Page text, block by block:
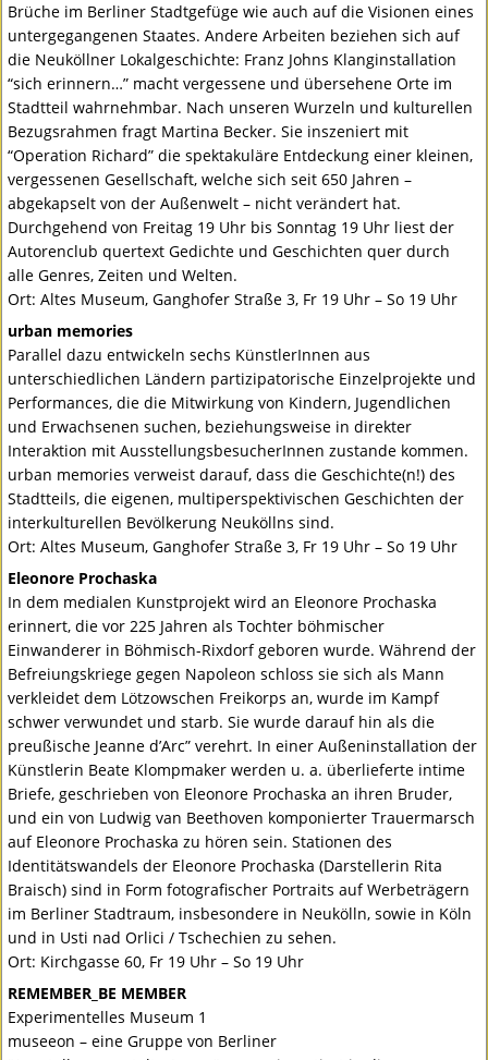
Brüche im Berliner Stadtgefüge wie auch auf die Visionen eines
untergegangenen Staates. Andere Arbeiten beziehen sich auf
die Neuköllner Lokalgeschichte: Franz Johns Klanginstallation
“sich erinnern…” macht vergessene und übersehene Orte im
Stadtteil wahrnehmbar. Nach unseren Wurzeln und kulturellen
Bezugsrahmen fragt Martina Becker. Sie inszeniert mit
“Operation Richard” die spektakuläre Entdeckung einer kleinen,
vergessenen Gesellschaft, welche sich seit 650 Jahren –
abgekapselt von der Außenwelt – nicht verändert hat.
Durchgehend von Freitag 19 Uhr bis Sonntag 19 Uhr liest der
Autorenclub quertext Gedichte und Geschichten quer durch
alle Genres, Zeiten und Welten.
Ort: Altes Museum, Ganghofer Straße 3, Fr 19 Uhr – So 19 Uhr
urban memories
Parallel dazu entwickeln sechs KünstlerInnen aus
unterschiedlichen Ländern partizipatorische Einzelprojekte und
Performances, die die Mitwirkung von Kindern, Jugendlichen
und Erwachsenen suchen, beziehungsweise in direkter
Interaktion mit AusstellungsbesucherInnen zustande kommen.
urban memories verweist darauf, dass die Geschichte(n!) des
Stadtteils, die eigenen, multiperspektivischen Geschichten der
interkulturellen Bevölkerung Neuköllns sind.
Ort: Altes Museum, Ganghofer Straße 3, Fr 19 Uhr – So 19 Uhr
Eleonore Prochaska
In dem medialen Kunstprojekt wird an Eleonore Prochaska
erinnert, die vor 225 Jahren als Tochter böhmischer
Einwanderer in Böhmisch-Rixdorf geboren wurde. Während der
Befreiungskriege gegen Napoleon schloss sie sich als Mann
verkleidet dem Lötzowschen Freikorps an, wurde im Kampf
schwer verwundet und starb. Sie wurde darauf hin als die
preußische Jeanne d’Arc” verehrt. In einer Außeninstallation der
Künstlerin Beate Klompmaker werden u. a. überlieferte intime
Briefe, geschrieben von Eleonore Prochaska an ihren Bruder,
und ein von Ludwig van Beethoven komponierter Trauermarsch
auf Eleonore Prochaska zu hören sein. Stationen des
Identitätswandels der Eleonore Prochaska (Darstellerin Rita
Braisch) sind in Form fotografischer Portraits auf Werbeträgern
im Berliner Stadtraum, insbesondere in Neukölln, sowie in Köln
und in Usti nad Orlici / Tschechien zu sehen.
Ort: Kirchgasse 60, Fr 19 Uhr – So 19 Uhr
REMEMBER _BE MEMBER
Experimentelles Museum 1
museeon – eine Gruppe von Berliner